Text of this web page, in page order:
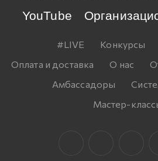
YouTube
#LIVE Конкурсы
Оплата и доставка
О нас
Амбассадоры
Мастер-